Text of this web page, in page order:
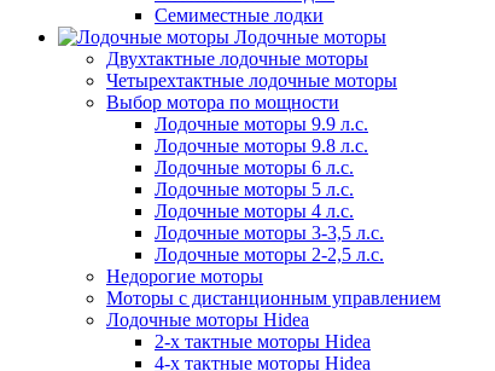
Семиместные лодки
Лодочные моторы
Двухтактные лодочные моторы
Четырехтактные лодочные моторы
Выбор мотора по мощности
Лодочные моторы 9.9 л.с.
Лодочные моторы 9.8 л.с.
Лодочные моторы 6 л.с.
Лодочные моторы 5 л.с.
Лодочные моторы 4 л.с.
Лодочные моторы 3-3,5 л.с.
Лодочные моторы 2-2,5 л.с.
Недорогие моторы
Моторы с дистанционным управлением
Лодочные моторы Hidea
2-х тактные моторы Hidea
4-х тактные моторы Hidea